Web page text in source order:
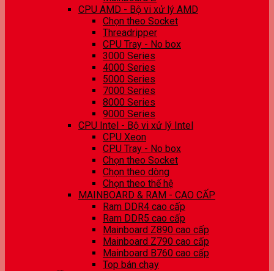
CPU AMD - Bộ vi xử lý AMD
Chọn theo Socket
Threadripper
CPU Tray - No box
3000 Series
4000 Series
5000 Series
7000 Series
8000 Series
9000 Series
CPU Intel - Bộ vi xử lý Intel
CPU Xeon
CPU Tray - No box
Chọn theo Socket
Chọn theo dòng
Chọn theo thế hệ
MAINBOARD & RAM - CAO CẤP
Ram DDR4 cao cấp
Ram DDR5 cao cấp
Mainboard Z890 cao cấp
Mainboard Z790 cao cấp
Mainboard B760 cao cấp
Top bán chạy